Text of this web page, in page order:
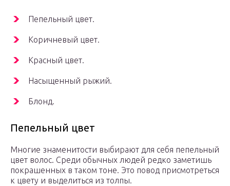
Пепельный цвет.
Коричневый цвет.
Красный цвет.
Насыщенный рыжий.
Блонд.
Пепельный цвет
Многие знаменитости выбирают для себя пепельный
цвет волос. Среди обычных людей редко заметишь
покрашенных в таком тоне. Это повод присмотреться
к цвету и выделиться из толпы.